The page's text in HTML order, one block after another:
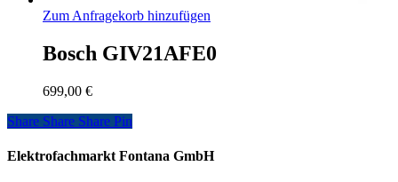
Zum Anfragekorb hinzufügen
Bosch GIV21AFE0
699,00 €
Share
Share Share Share Pin
Elektrofachmarkt Fontana GmbH